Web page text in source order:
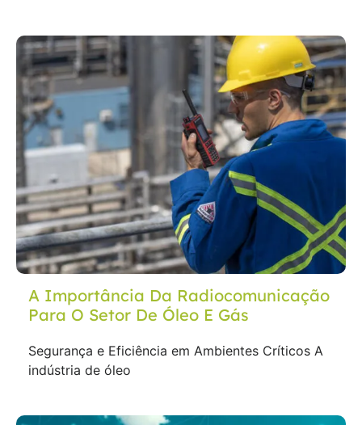
A Importância Da Radiocomunicação
Para O Setor De Óleo E Gás
Segurança e Eficiência em Ambientes Críticos A
indústria de óleo